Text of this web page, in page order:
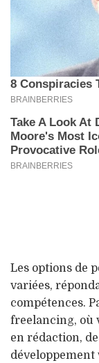
Les options de
variées,
compétences.
freelancing, où
en rédaction,
développement